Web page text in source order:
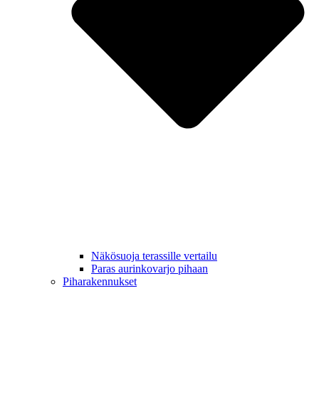
Näkösuoja terassille vertailu
Paras aurinkovarjo pihaan
Piharakennukset